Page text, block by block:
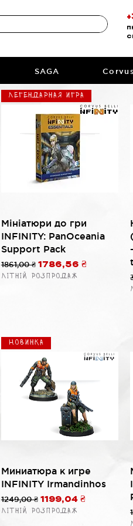
SAGA
Быстрый просмотр
Легендарная игра
Мініатюри до гри
INFINITY: PanOceania
Support Pack
Обычная цена
1861,00 ₴ Цена со скидкой
1786,56 ₴
Літній розпродаж
Быстрый просмотр
Новинка
Миниатюра к игре
INFINITY Irmandinhos
Обычная цена
1249,00 ₴ Цена со скидкой
1199,04 ₴
Літній розпродаж